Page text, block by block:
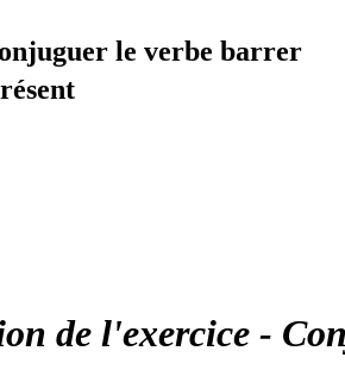
le verbe barrer
de l'exercice -